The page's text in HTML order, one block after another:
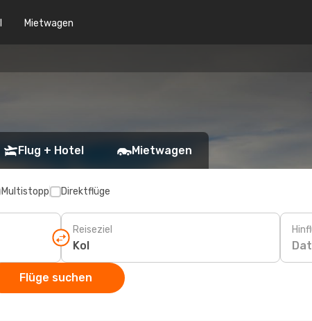
Mietwagen
Flug + Hotel Mietwagen
Multistopp Direktflüge
Reiseziel
Flüge suchen